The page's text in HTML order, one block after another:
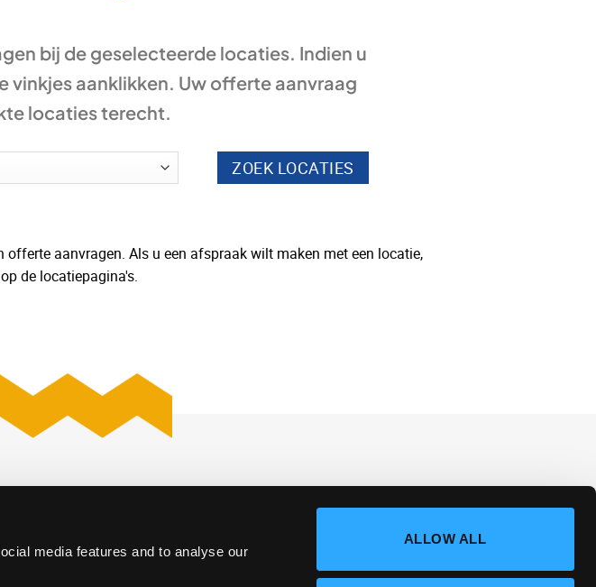
media features and to analyse our
ALLOW ALL
bij de geselecteerde locaties. Indien u
vinkjes aanklikken. Uw offerte aanvraag
locaties terecht.
aanvragen. Als u een afspraak wilt maken met een locatie,
de locatiepagina's.
Den Haag